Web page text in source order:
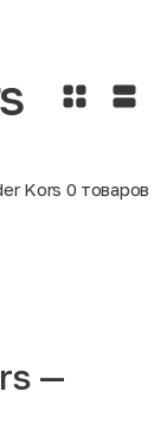
Kors 0 товаров
—